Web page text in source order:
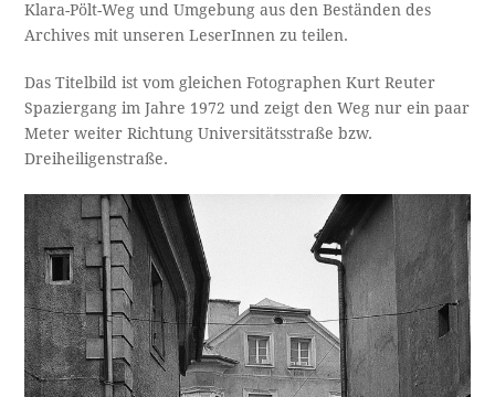
Klara-Pölt-Weg und Umgebung aus den Beständen des
Archives mit unseren LeserInnen zu teilen.
Das Titelbild ist vom gleichen Fotographen Kurt Reuter
Spaziergang im Jahre 1972 und zeigt den Weg nur ein paar
Meter weiter Richtung Universitätsstraße bzw.
Dreiheiligenstraße.